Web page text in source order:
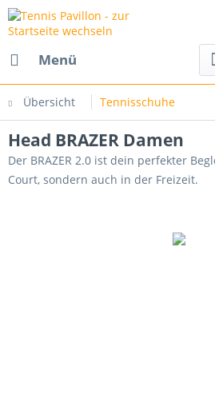
Menü
Übersicht Tennisschuhe
Head BRAZER Damen
Der BRAZER 2.0 ist dein perfekter
Court, sondern auch in der Freizeit.